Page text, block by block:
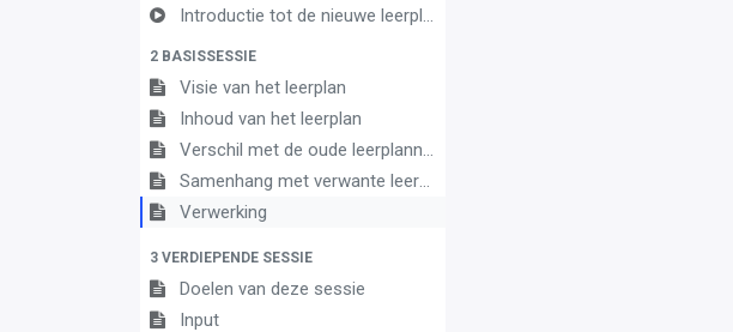
Introductie tot de nieuwe leerplannen
2 BASISSESSIE
Visie van het leerplan
Inhoud van het leerplan
Verschil met de oude leerplannen
Samenhang met verwante leerplannen
Verwerking
3 VERDIEPENDE SESSIE
Doelen van deze sessie
Input